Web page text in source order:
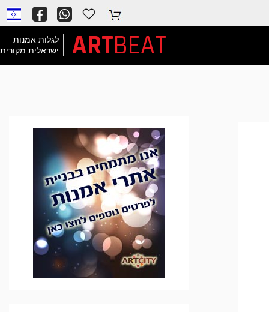
לגלות אמנות
ישראלית מקורית
ARTBEAT